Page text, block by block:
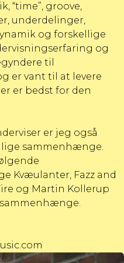
“time”, groove,
underdelinger,
og forskellige
og
til
er vant til at levere
er bedst for den
er jeg også
sammenhænge.
Kvæulanter, Fazz and
og Martin Kollerup
sammenhænge.